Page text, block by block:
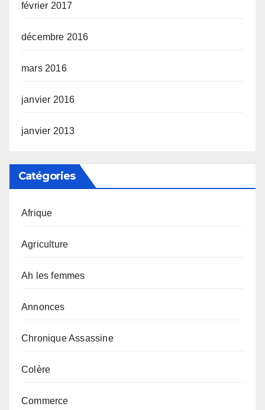
février 2017
décembre 2016
mars 2016
janvier 2016
janvier 2013
Catégories
Afrique
Agriculture
Ah les femmes
Annonces
Chronique Assassine
Colère
Commerce